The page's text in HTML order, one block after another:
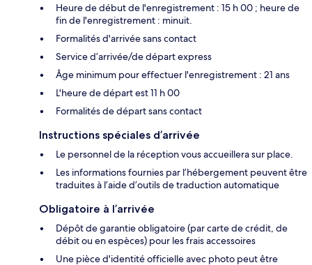
Heure de début de l'enregistrement : 15 h 00 ; heure de
fin de l'enregistrement : minuit.
Formalités d'arrivée sans contact
Service d’arrivée/de départ express
Âge minimum pour effectuer l'enregistrement : 21 ans
L'heure de départ est 11 h 00
Formalités de départ sans contact
Instructions spéciales d’arrivée
Le personnel de la réception vous accueillera sur place.
Les informations fournies par l’hébergement peuvent être
traduites à l’aide d’outils de traduction automatique
Obligatoire à l’arrivée
Dépôt de garantie obligatoire (par carte de crédit, de
débit ou en espèces) pour les frais accessoires
Une pièce d'identité officielle avec photo peut être